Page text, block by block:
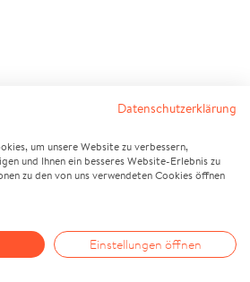
Datenschutzerklärung
um unsere Website zu verbessern,
und Ihnen ein besseres Website-Erlebnis zu
zu den von uns verwendeten Cookies öffnen
Einstellungen öffnen